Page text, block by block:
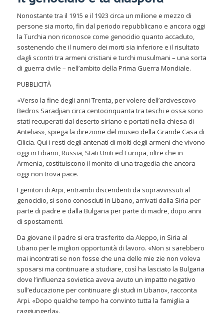
Nonostante tra il 1915 e il 1923 circa un milione e mezzo di
persone sia morto, fin dal periodo repubblicano e ancora oggi
la Turchia non riconosce come genocidio quanto accaduto,
sostenendo che il numero dei morti sia inferiore e il risultato
dagli scontri tra armeni cristiani e turchi musulmani – una sorta
di guerra civile – nell’ambito della Prima Guerra Mondiale.
PUBBLICITÀ
«Verso la fine degli anni Trenta, per volere dell’arcivescovo
Bedros Saradjian circa centocinquanta tra teschi e ossa sono
stati recuperati dal deserto siriano e portati nella chiesa di
Antelias», spiega la direzione del museo della Grande Casa di
Cilicia. Qui i resti degli antenati di molti degli armeni che vivono
oggi in Libano, Russia, Stati Uniti ed Europa, oltre che in
Armenia, costituiscono il monito di una tragedia che ancora
oggi non trova pace.
I genitori di Arpi, entrambi discendenti da sopravvissuti al
genocidio, si sono conosciuti in Libano, arrivati dalla Siria per
parte di padre e dalla Bulgaria per parte di madre, dopo anni
di spostamenti.
Da giovane il padre si era trasferito da Aleppo, in Siria al
Libano per le migliori opportunità di lavoro. «Non si sarebbero
mai incontrati se non fosse che una delle mie zie non voleva
sposarsi ma continuare a studiare, così ha lasciato la Bulgaria
dove l’influenza sovietica aveva avuto un impatto negativo
sull’educazione per continuare gli studi in Libano», racconta
Arpi. «Dopo qualche tempo ha convinto tutta la famiglia a